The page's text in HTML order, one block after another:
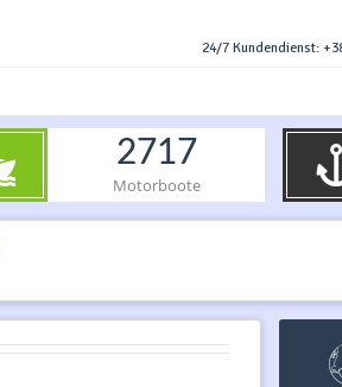
24/7 Kundendienst:
2717
Motorboote